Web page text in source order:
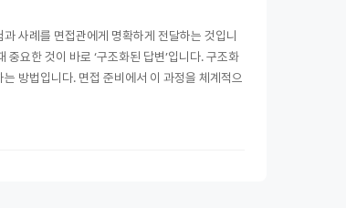
사례를 면접관에게 명확하게 전달하는 것입니
요한 것이 바로 ‘구조화된 답변’입니다. 구조화
방법입니다. 면접 준비에서 이 과정을 체계적으